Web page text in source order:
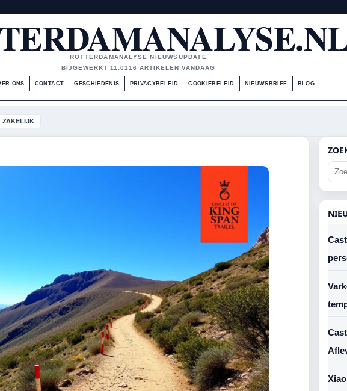
ROTTERDAMANALYSE NIEUWSUPDATE
BIJGEWERKT 11:01 16 ARTIKELEN VANDAAG
ONS CONTACT GESCHIEDENIS PRIVACYBELEID COOKIEBELEID NIEUWSBRIEF BLOG
ZAKELIJK